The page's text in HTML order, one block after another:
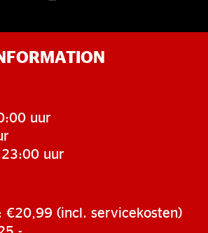
uur
uur
€20,99 (incl. servicekosten)